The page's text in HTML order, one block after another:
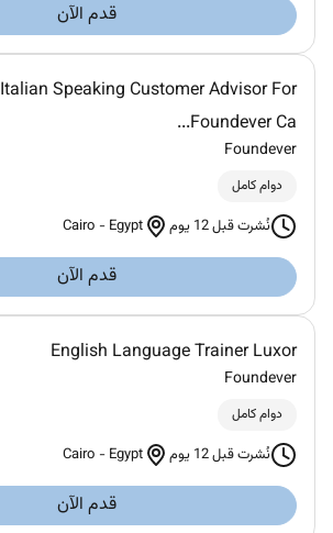
قدم الآن
Italian Speaking Customer Advisor For
Foundever Ca...
Foundever
دوام كامل
نُشرت قبل 12 يوم Cairo - Egypt
قدم الآن
English Language Trainer Luxor
Foundever
دوام كامل
نُشرت قبل 12 يوم Cairo - Egypt
قدم الآن